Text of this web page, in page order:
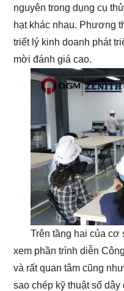
nguyên trong dụng cụ
hạt khác nhau. Phương
triết lý kinh doanh phát
mời đánh giá cao.
Trên tầng hai của cơ
xem phần trình diễn
và rất quan tâm cũng
sao chép kỹ thuật số